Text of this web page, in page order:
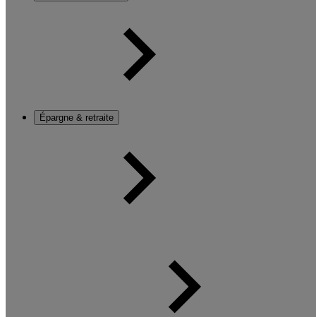
Épargne & retraite